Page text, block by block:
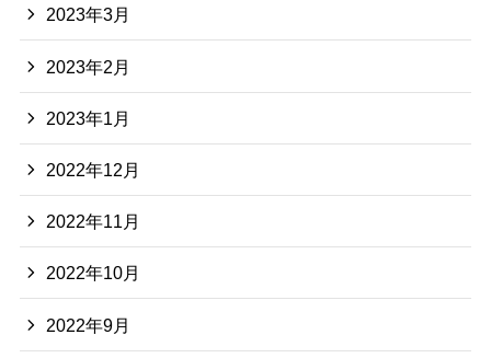
2023年3月
2023年2月
2023年1月
2022年12月
2022年11月
2022年10月
2022年9月